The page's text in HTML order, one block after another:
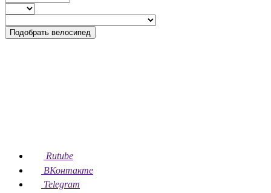
Подобрать велосипед
Rutube
ВКонтакте
Telegram